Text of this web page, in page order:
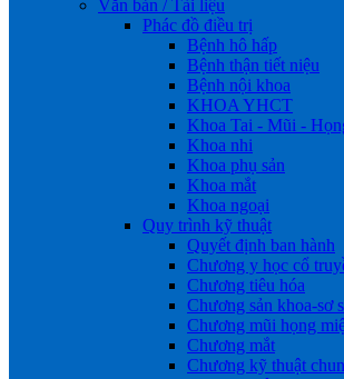
Văn bản / Tài liệu
Phác đồ điều trị
Bệnh hô hấp
Bệnh thận tiết niệu
Bệnh nội khoa
KHOA YHCT
Khoa Tai - Mũi -
Khoa nhi
Khoa phụ sản
Khoa mắt
Khoa ngoại
Quy trình kỹ thuật
Quyết định ban hành
Chương y học cổ
Chương tiêu hóa
Chương sản khoa-sơ
Chương mũi họng
Chương mắt
Chương kỹ thuật